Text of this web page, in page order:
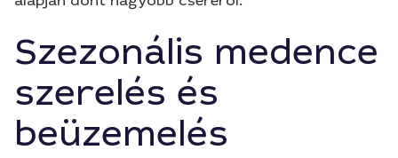
Szezonális medence
szerelés és
beüzemelés